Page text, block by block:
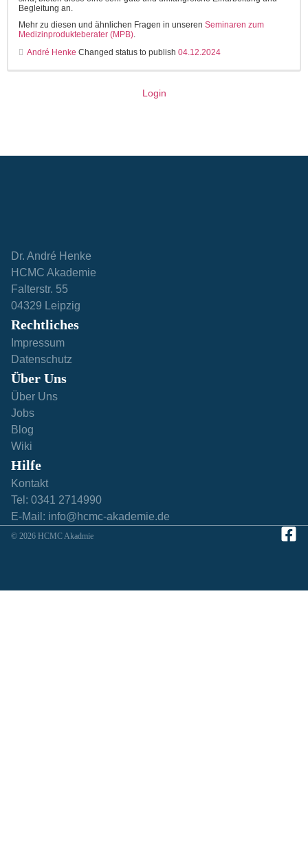
Begleitung an.
Mehr zu diesen und ähnlichen Fragen in unseren Seminaren zum
Medizinprodukteberater (MPB)
André Henke Changed status to publish 04.12.2024
Login
Dr. André Henke
HCMC Akademie
Falterstr. 55
04329 Leipzig
Rechtliches
Impressum
Datenschutz
Über Uns
Über Uns
Jobs
Blog
Wiki
Hilfe​
Kontakt
Tel: 0341 2714990
E-Mail: info@hcmc-akademie.de
© 2026 HCMC Akadmie